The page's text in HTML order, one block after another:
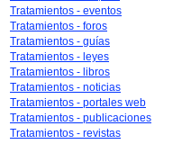
Tratamientos - eventos
Tratamientos - foros
Tratamientos - guías
Tratamientos - leyes
Tratamientos - libros
Tratamientos - noticias
Tratamientos - portales web
Tratamientos - publicaciones
Tratamientos - revistas